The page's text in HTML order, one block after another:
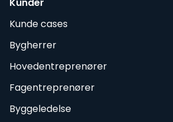
Kunde cases
Bygherrer
Hovedentreprenører
Fagentreprenører
Byggeledelse